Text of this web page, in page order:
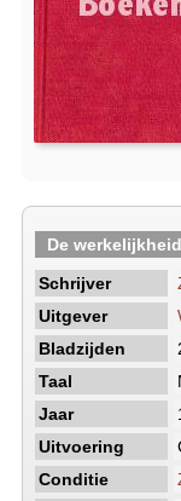
De
Schrijver
Uitgever
Bladzijden
Taal
Jaar
Uitvoering
Conditie